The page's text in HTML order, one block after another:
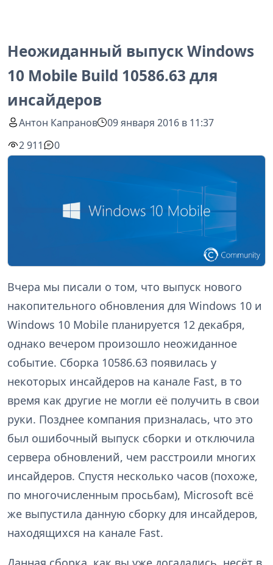
Неожиданный выпуск Windows
10 Mobile Build 10586.63 для
инсайдеров
Антон Капранов
09 января 2016 в 11:37
2 911
0
Вчера мы писали о том, что выпуск нового
накопительного обновления для Windows 10 и
Windows 10 Mobile планируется 12 декабря,
однако вечером произошло неожиданное
событие. Сборка 10586.63 появилась у
некоторых инсайдеров на канале Fast, в то
время как другие не могли её получить в свои
руки. Позднее компания призналась, что это
был ошибочный выпуск сборки и отключила
сервера обновлений, чем расстроили многих
инсайдеров. Спустя несколько часов (похоже,
по многочисленным просьбам), Microsoft всё
же выпустила данную сборку для инсайдеров,
находящихся на канале Fast.